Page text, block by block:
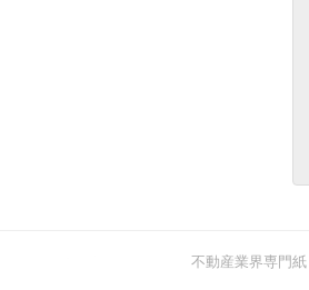
不動産業界専門